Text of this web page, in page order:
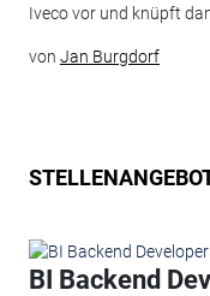
Iveco vor und knüpft
von Jan Burgdorf
BI Backend